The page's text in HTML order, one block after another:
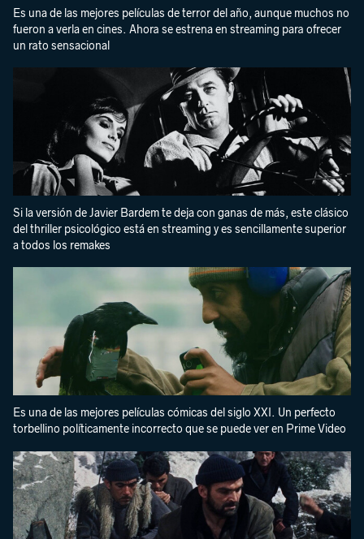
Es una de las mejores películas de terror del año, aunque muchos no
fueron a verla en cines. Ahora se estrena en streaming para ofrecer
un rato sensacional
Si la versión de Javier Bardem te deja con ganas de más, este clásico
del thriller psicológico está en streaming y es sencillamente superior
a todos los remakes
Es una de las mejores películas cómicas del siglo XXI. Un perfecto
torbellino políticamente incorrecto que se puede ver en Prime Video